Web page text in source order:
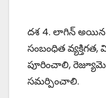
దశ 4. లాగిన్
సంబంధిత
పూరించాలి,
సమర్పించాలి.